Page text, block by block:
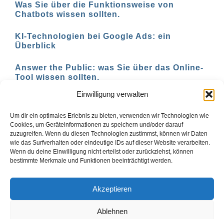
Einwilligung verwalten
Um dir ein optimales Erlebnis zu bieten, verwenden wir Technologien wie
Cookies, um Geräteinformationen zu speichern und/oder darauf
zuzugreifen. Wenn du diesen Technologien zustimmst, können wir Daten
wie das Surfverhalten oder eindeutige IDs auf dieser Website verarbeiten.
Wenn du deine Einwilligung nicht erteilst oder zurückziehst, können
bestimmte Merkmale und Funktionen beeinträchtigt werden.
Akzeptieren
Ablehnen
Was Sie über die Funktionsweise von
Chatbots wissen sollten.
KI-Technologien bei Google Ads: ein
Überblick
Answer the Public: was Sie über das Online-
Tool wissen sollten.
AI-basierte Tools für den Social-Media-
1 2 Vor